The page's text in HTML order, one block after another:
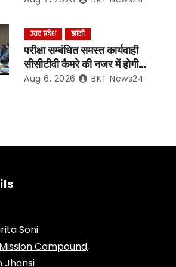
उत्तर प्रदेश झांसी
परीक्षा सम्बंधित समस्त कार्यवाही
सीसीटीवी कैमरे की नजर में होगी
संपादित, रिकॉर्डिंग भी रहेगी सुरक्षित:-
Aug 6, 2026 BKT News24
Soni
Compound,
Jhansi